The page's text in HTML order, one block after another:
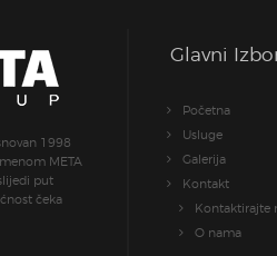
1998
META
put
čeka
Glavni
Početna
Usluge
Galerija
Kontakt
Kontaktirajte
O nama